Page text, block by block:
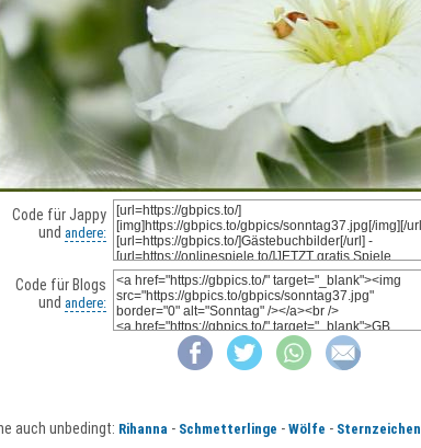
Code für Jappy
und andere:
Code für Blogs
und andere:
auch unbedingt: Rihanna - Schmetterlinge - Wölfe - Sternzeichen